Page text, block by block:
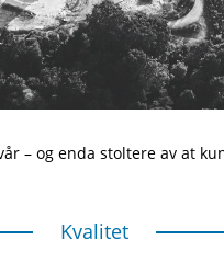
– og enda stoltere av at
Kvalitet